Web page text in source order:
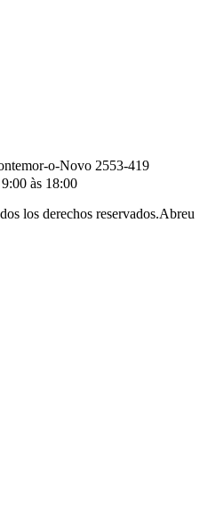
o-Novo 2553-419
às 18:00
los derechos reservados.Abreu